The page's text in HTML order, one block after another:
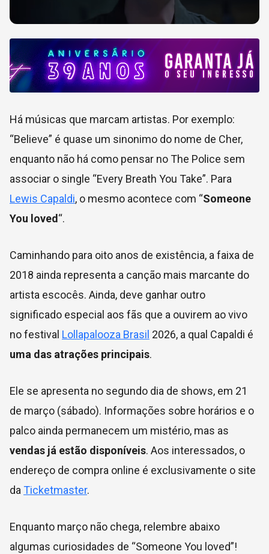
Há músicas que marcam artistas. Por exemplo:
“Believe” é quase um sinonimo do nome de Cher,
enquanto não há como pensar no The Police sem
associar o single “Every Breath You Take”. Para
Lewis Capaldi, o mesmo acontece com “Someone
You loved“.
Caminhando para oito anos de existência, a faixa de
2018 ainda representa a canção mais marcante do
artista escocês. Ainda, deve ganhar outro
significado especial aos fãs que a ouvirem ao vivo
no festival Lollapalooza Brasil 2026, a qual Capaldi é
uma das atrações principais.
Ele se apresenta no segundo dia de shows, em 21
de março (sábado). Informações sobre horários e o
palco ainda permanecem um mistério, mas as
vendas já estão disponíveis. Aos interessados, o
endereço de compra online é exclusivamente o site
daTicketmaster.
Enquanto março não chega, relembre abaixo
algumas curiosidades de “Someone You loved”!